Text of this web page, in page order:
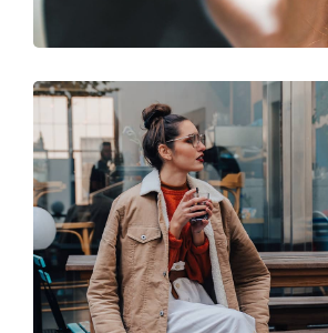
Accesorii
Suport:
Lavetă pentru curățat:
Altele
Sex:
Categorie:
Brand:
Utilizare: